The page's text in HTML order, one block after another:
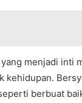
menjadi inti
kehidupan.
berbuat